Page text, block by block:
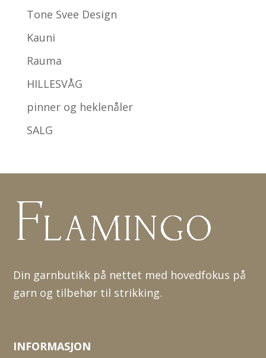
Tone Svee Design
Kauni
Rauma
HILLESVÅG
pinner og heklenåler
SALG
Din garnbutikk på nettet med hovedfokus på
garn og tilbehør til strikking.
INFORMASJON